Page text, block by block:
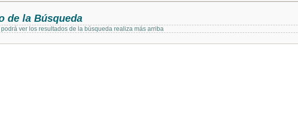
de la Búsqueda
podrá ver los resultados de la búsqueda realiza más arriba